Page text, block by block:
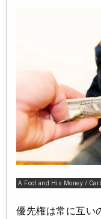
A Fool and His Money /
優先権は常に互い